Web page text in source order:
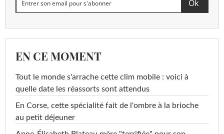
EN CE MOMENT
Tout le monde s'arrache cette clim mobile : voici à
quelle date les réassorts sont attendus
En Corse, cette spécialité fait de l'ombre à la brioche
au petit déjeuner